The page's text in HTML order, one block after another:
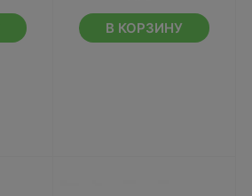
В КОРЗИНУ